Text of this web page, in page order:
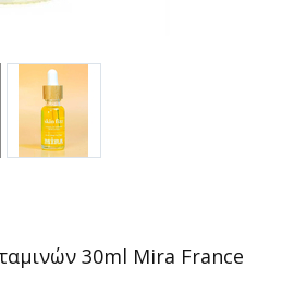
30ml Mira France